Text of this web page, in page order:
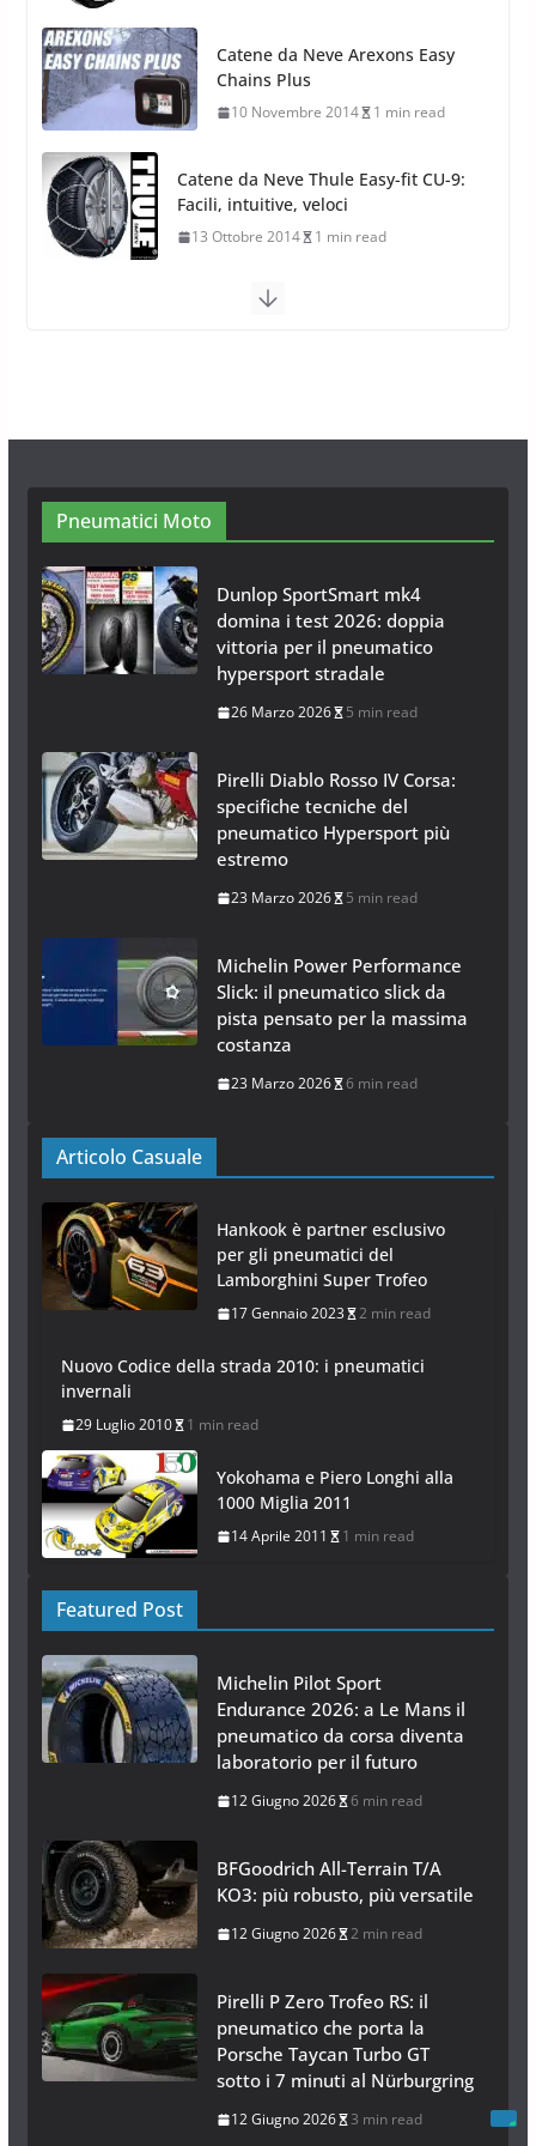
Catene da Neve Thule Easy-fit CU-9:
Facili, intuitive, veloci
13 Ottobre 2014 1 min read
Calze da Neve Arexocks by
Arexons
26 Ottobre 2013 1 min read
Calze da Neve per Auto 2025:
26 Gennaio 2017
Pneumatici Moto
Dunlop SportSmart mk4
domina i test 2026: doppia
vittoria per il pneumatico
hypersport stradale
26 Marzo 2026 5 min read
Pirelli Diablo Rosso IV Corsa:
specifiche tecniche del
pneumatico Hypersport più
estremo
23 Marzo 2026 5 min read
Michelin Power Performance
Slick: il pneumatico slick da
pista pensato per la massima
costanza
23 Marzo 2026 6 min read
Articolo Casuale
Hankook è partner esclusivo
per gli pneumatici del
Lamborghini Super Trofeo
17 Gennaio 2023 2 min read
Nuovo Codice della strada 2010: i pneumatici
invernali
29 Luglio 2010 1 min read
Yokohama e Piero Longhi alla
1000 Miglia 2011
14 Aprile 2011 1 min read
Featured Post
Michelin Pilot Sport
Endurance 2026: a Le Mans il
pneumatico da corsa diventa
laboratorio per il futuro
12 Giugno 2026 6 min read
BFGoodrich All-Terrain T/A
KO3: più robusto, più versatile
12 Giugno 2026 2 min read
Pirelli P Zero Trofeo RS: il
pneumatico che porta la
Porsche Taycan Turbo GT
sotto i 7 minuti al Nürburgring
12 Giugno 2026 3 min read